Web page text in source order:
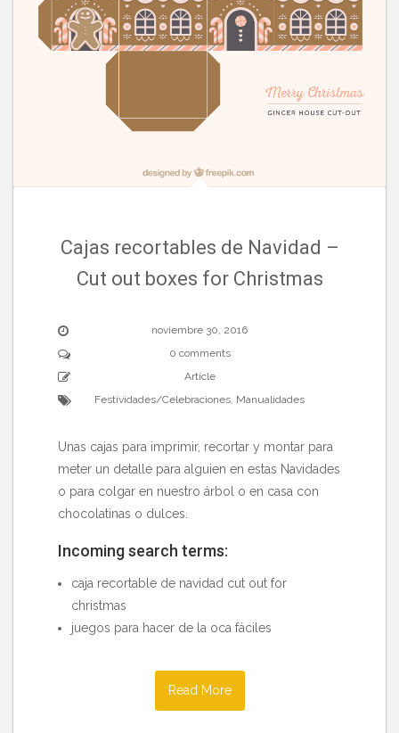
Cajas recortables de Navidad –
Cut out boxes for Christmas
noviembre 30, 2016
0 comments
Article
Festividades/Celebraciones, Manualidades
Unas cajas para imprimir, recortar y montar para
meter un detalle para alguien en estas Navidades
o para colgar en nuestro árbol o en casa con
chocolatinas o dulces.
Incoming search terms:
caja recortable de navidad cut out for
christmas
juegos para hacer de la oca fáciles
Read More